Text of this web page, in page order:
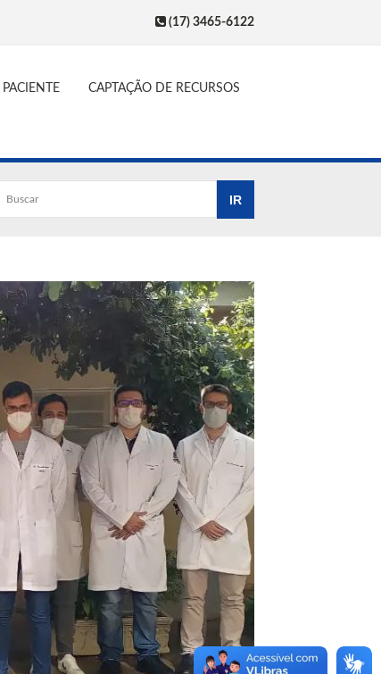
(17) 3465-6122
PACIENTE CAPTAÇÃO DE RECURSOS